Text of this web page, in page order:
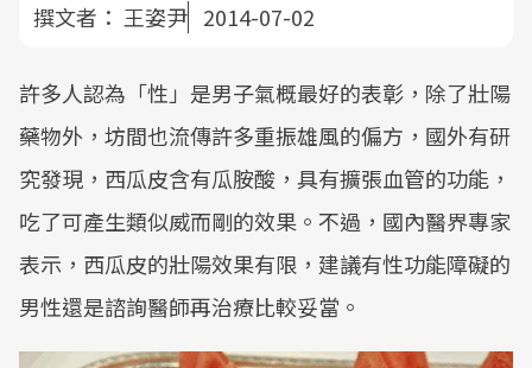
撰文者： 王姿尹 2014-07-02
許多人認為「性」是男子氣概最好的表彰，除了壯陽
藥物外，坊間也流傳許多重振雄風的偏方，國外有研
究發現，西瓜皮含有瓜胺酸，具有擴張血管的功能，
吃了可產生類似威而剛的效果。不過，國內醫界專家
表示，西瓜皮的壯陽效果有限，建議有性功能障礙的
男性還是諮詢醫師再治療比較妥當。